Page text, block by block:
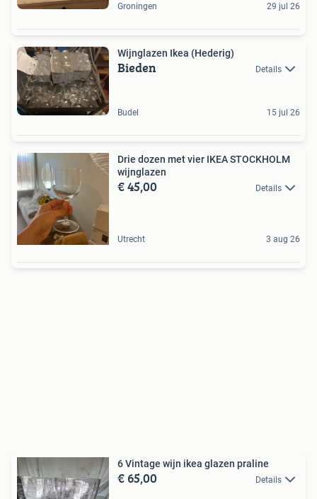
Groningen 29 jul 26
Wijnglazen Ikea (Hederig)
Bieden Details
Budel 15 jul 26
Drie dozen met vier IKEA STOCKHOLM
wijnglazen
€ 45,00 Details
Utrecht 3 aug 26
6 Vintage wijn ikea glazen praline
€ 65,00 Details